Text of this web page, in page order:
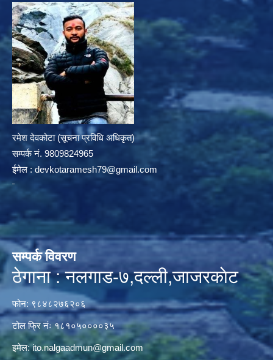
रमेश देवकोटा (सूचना प्रविधि अधिकृत)
सम्पर्क न‌ं. 9809824965
ईमेल : devkotaramesh79@gmail.com
सम्पर्क विवरण
ठेगाना : नलगाड-७,दल्ली,जाजरकाेट
फोन: ९८४८२७६२०६
टोल फ्रि नंः १८१०५००००३५
इमेल:ito.nalgaadmun@gmail.com